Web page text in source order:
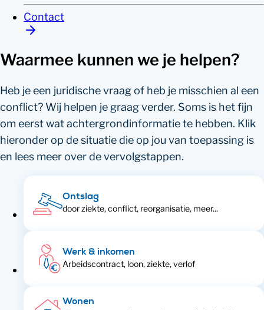
Contact
Waarmee kunnen we je helpen?
Heb je een juridische vraag of heb je misschien al een
conflict? Wij helpen je graag verder. Soms is het fijn
om eerst wat achtergrondinformatie te hebben. Klik
hieronder op de situatie die op jou van toepassing is
en lees meer over de vervolgstappen.
Ontslag
door ziekte, conflict, reorganisatie, meer...
Werk & inkomen
Arbeidscontract, loon, ziekte, verlof
Wonen